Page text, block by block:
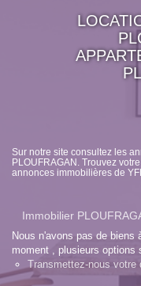
Sur notre site consultez les
PLOUFRAGAN. Trouvez
annonces immobilières de
Immobilier
Nous n'avons pas de biens
moment , plusieurs options
Transmettez-nous votre